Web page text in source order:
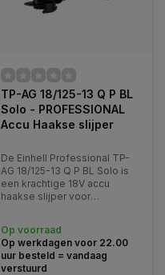
TP-AG 18/125-13 Q P BL
Solo - PROFESSIONAL
Accu Haakse slijper
De Einhell Professional TP-
AG 18/125-13 Q P BL Solo is
een krachtige 18V accu
haakse slijper voor
Op voorraad
Op werkdagen voor 22.00
uur besteld = vandaag
verstuurd